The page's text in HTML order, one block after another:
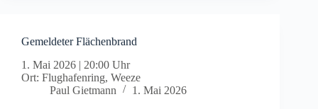
Gemeldeter Flächenbrand
1. Mai 2026 | 20:00 Uhr
Ort: Flughafenring, Weeze
Paul Gietmann
1. Mai 2026